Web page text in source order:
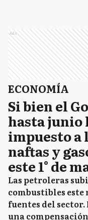
Ads
ECONOMÍA
Si bien el
hasta junio
impuesto a
naftas y
este 1° de
Las petroleras
combustibles
fuentes del sector.
una